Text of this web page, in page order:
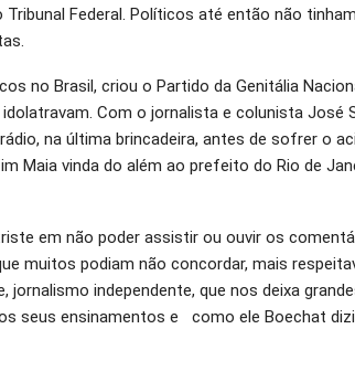
Federal. Políticos até então não
no Brasil, criou o Partido da Genitália
Com o jornalista e colunista José
na última brincadeira, antes de sofrer o
Maia vinda do além ao prefeito do Rio de
em não poder assistir ou ouvir os
muitos podiam não concordar, mais
jornalismo independente, que nos deixa
seus ensinamentos e como ele Boechat